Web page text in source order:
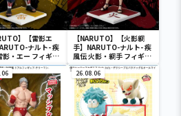
】【雷影エ
ナルト- 疾
影・エー フィギュ
影集結…!!～
【NARUTO】【火影綱
手】NARUTO-ナルト- 疾
風伝 火影・綱手 フィギュ
ア～五影集結…!!～
26.08.06